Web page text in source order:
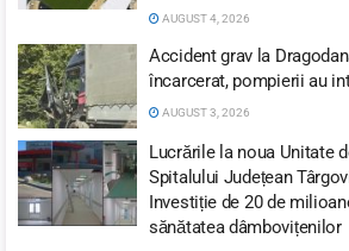
AUGUST 4, 2026
Accident grav la
încarcerat, pompierii au
AUGUST 3, 2026
Lucrările la noua Unitate
Spitalului Județean
Investiție de 20 de
sănătatea dâmbovițenilor